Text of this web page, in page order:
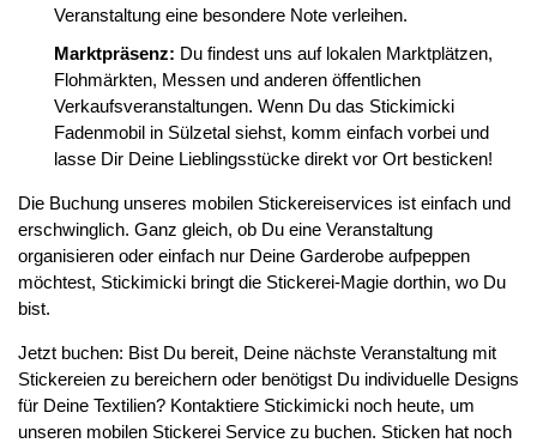
Veranstaltung eine besondere Note verleihen.
Marktpräsenz: Du findest uns auf lokalen Marktplätzen,
Flohmärkten, Messen und anderen öffentlichen
Verkaufsveranstaltungen. Wenn Du das Stickimicki
Fadenmobil in Sülzetal siehst, komm einfach vorbei und
lasse Dir Deine Lieblingsstücke direkt vor Ort besticken!
Die Buchung unseres mobilen Stickereiservices ist einfach und
erschwinglich. Ganz gleich, ob Du eine Veranstaltung
organisieren oder einfach nur Deine Garderobe aufpeppen
möchtest, Stickimicki bringt die Stickerei-Magie dorthin, wo Du
bist.
Jetzt buchen: Bist Du bereit, Deine nächste Veranstaltung mit
Stickereien zu bereichern oder benötigst Du individuelle Designs
für Deine Textilien? Kontaktiere Stickimicki noch heute, um
unseren mobilen Stickerei Service zu buchen. Sticken hat noch